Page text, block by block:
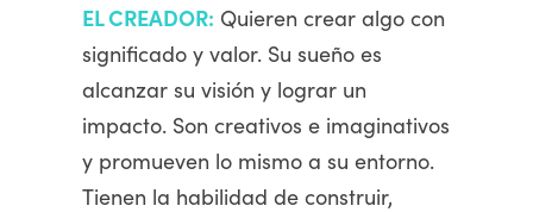
EL CREADOR: Quieren crear algo con
significado y valor. Su sueño es
alcanzar su visión y lograr un
impacto. Son creativos e imaginativos
y promueven lo mismo a su entorno.
Tienen la habilidad de construir,